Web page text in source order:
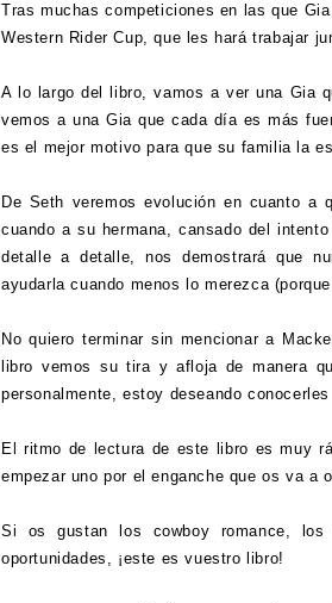
Tras muchas competiciones en las que
Western Rider Cup, que les hará trabajar
A lo largo del libro, vamos a ver una Gia
vemos a una Gia que cada día es más
es el mejor motivo para que su familia la
De Seth veremos evolución en cuanto
cuando a su hermana, cansado del
detalle a detalle, nos demostrará que
ayudarla cuando menos lo merezca
No quiero terminar sin mencionar a
libro vemos su tira y afloja de manera
personalmente, estoy deseando
El ritmo de lectura de este libro es muy
empezar uno por el enganche que os va a
Si os gustan los cowboy romance,
oportunidades, ¡este es vuestro libro!